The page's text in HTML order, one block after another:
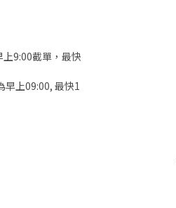
9:00截單，最快
早上09:00, 最快1